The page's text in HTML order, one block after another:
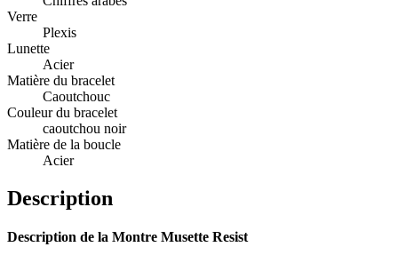
Verre
Plexis
Lunette
Acier
Matière du bracelet
Caoutchouc
Couleur du bracelet
caoutchou noir
Matière de la boucle
Acier
Description
Description de la Montre Musette Resist